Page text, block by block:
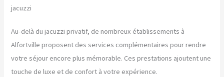
jacuzzi
Au-delà du jacuzzi privatif, de nombreux établissements à
Alfortville proposent des services complémentaires pour rendre
votre séjour encore plus mémorable. Ces prestations ajoutent une
touche de luxe et de confort à votre expérience.